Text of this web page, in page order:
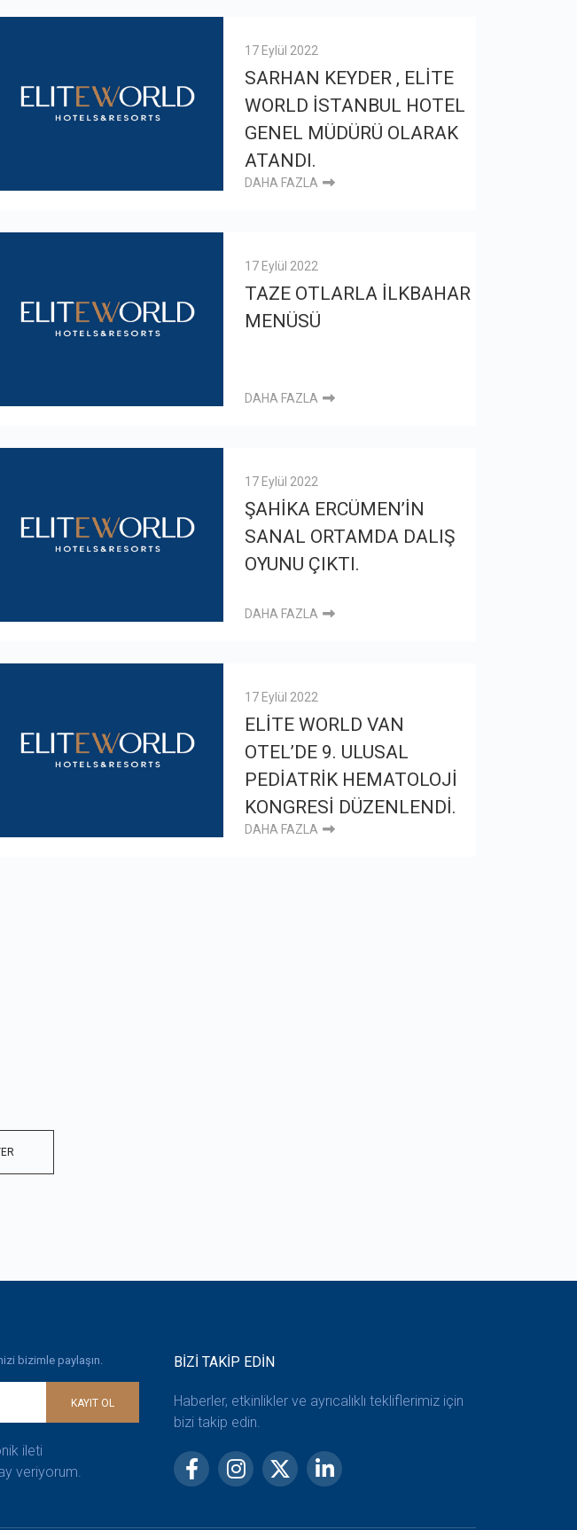
17 Eylül 2022
SARHAN KEYDER , ELİTE
WORLD İSTANBUL HOTEL
GENEL MÜDÜRÜ OLARAK
ATANDI.
DAHA FAZLA
17 Eylül 2022
TAZE OTLARLA İLKBAHAR
MENÜSÜ
DAHA FAZLA
17 Eylül 2022
ŞAHİKA ERCÜMEN’İN
SANAL ORTAMDA DALIŞ
OYUNU ÇIKTI.
DAHA FAZLA
17 Eylül 2022
ELİTE WORLD VAN
OTEL’DE 9. ULUSAL
PEDİATRİK HEMATOLOJİ
KONGRESİ DÜZENLENDİ.
DAHA FAZLA
bizimle paylaşın.
KAYIT OL
ileti
veriyorum.
BİZİ TAKİP EDİN
Haberler, etkinlikler ve ayrıcalıklı tekliflerimiz için
bizi takip edin.